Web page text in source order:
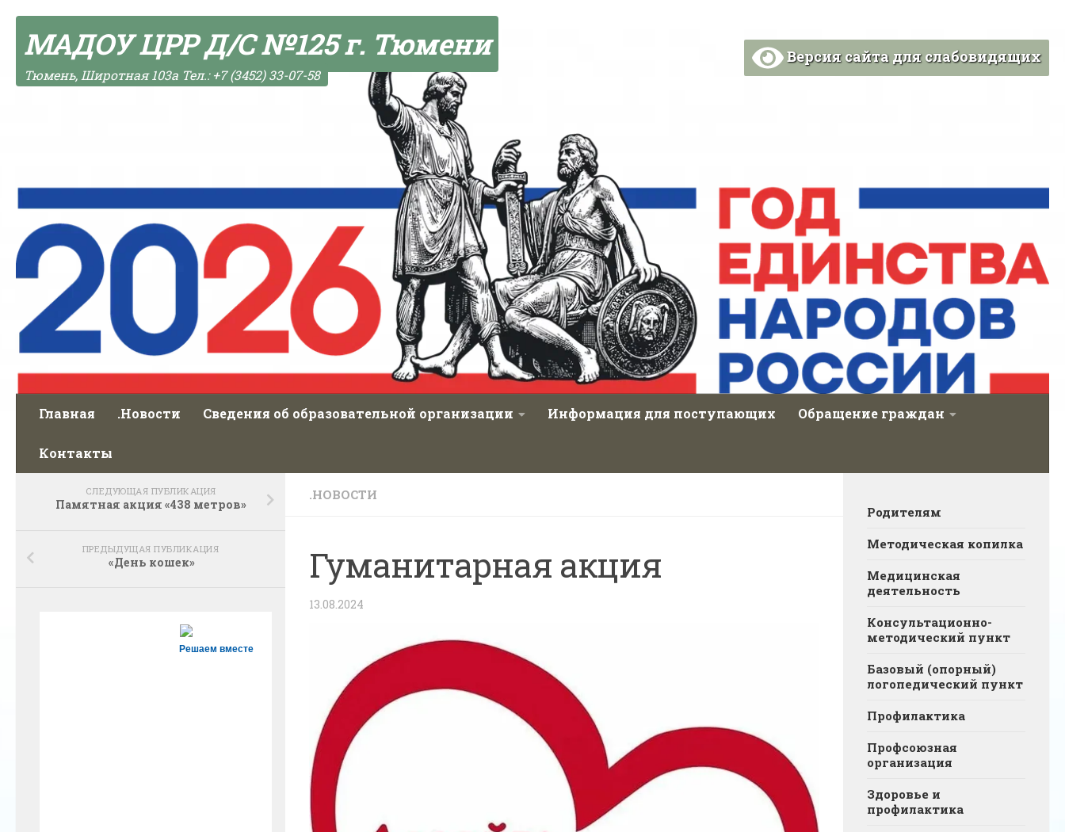
МАДОУ ЦРР Д/С №125 г. Тюмени
Тюмень, Широтная 103а Тел.: +7 (3452) 33-07-58
Версия сайта для слабовидящих
Главная .Новости Сведения об образовательной организации Информация для поступающих Обращение граждан
Контакты
.НОВОСТИ
Гуманитарная акция
13.08.2024
СЛЕДУЮЩАЯ ПУБЛИКАЦИЯ
Памятная акция «438 метров»
ПРЕДЫДУЩАЯ ПУБЛИКАЦИЯ
«День кошек»
Решаем вместе
Родителям
Методическая копилка
Медицинская
деятельность
Консультационно-
методический пункт
Базовый (опорный)
логопедический пункт
Профилактика
Профсоюзная
организация
Здоровье и
профилактика